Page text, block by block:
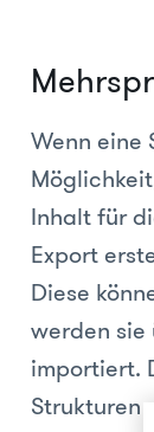
Wenn eine
Inhalt für
Export
Diese
werden sie
importiert.
Strukturen